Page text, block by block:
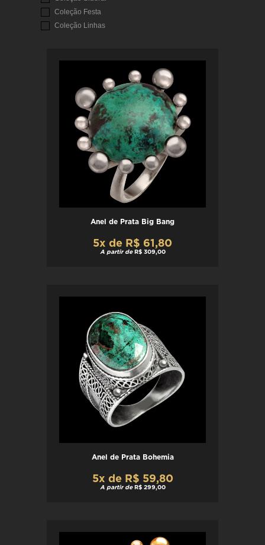
Coleção Festa
Coleção Linhas
Anel de Prata Big Bang
5x de R$ 61,80
A partir de R$ 309,00
Anel de Prata Bohemia
5x de R$ 59,80
A partir de R$ 299,00